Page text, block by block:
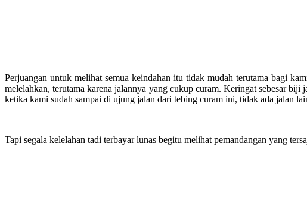
Perjuangan untuk melihat semua keindahan itu tidak mudah terutama bagi
melelahkan, terutama karena jalannya yang cukup curam. Keringat sebesar
ketika kami sudah sampai di ujung jalan dari tebing curam ini, tidak ada jalan
Tapi segala kelelahan tadi terbayar lunas begitu melihat pemandangan yang